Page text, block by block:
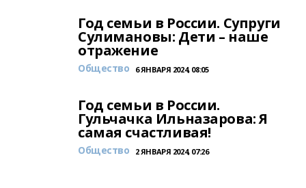
Год семьи в России. Супруги
Сулимановы: Дети – наше
отражение
Общество 6 ЯНВАРЯ 2024, 08:05
Год семьи в России.
Гульчачка Ильназарова: Я
самая счастливая!
Общество 2 ЯНВАРЯ 2024, 07:26